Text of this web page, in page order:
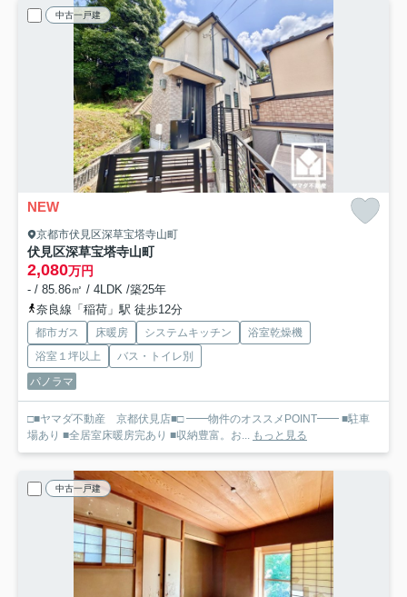
中古一戸建
NEW
京都市伏見区深草宝塔寺山町
伏見区深草宝塔寺山町
2,080万円
- / 85.86㎡ / 4LDK /築25年
奈良線「稲荷」駅 徒歩12分
都市ガス 床暖房 システムキッチン
浴室乾燥機
浴室１坪以上
バス・トイレ別
パノラマ
□■ヤマダ不動産 京都伏見店■□ ━━物件のオススメPOINT━━ ■駐車
場あり ■全居室床暖房完あり ■収納豊富。お... もっと見る
中古一戸建